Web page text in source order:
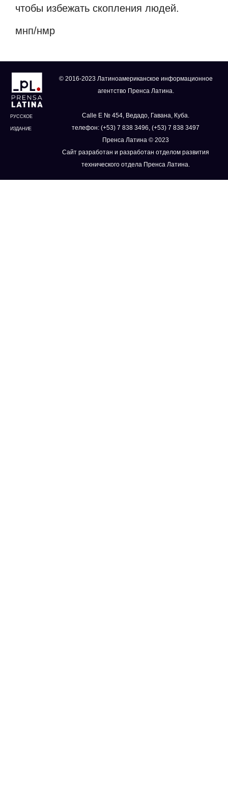
чтобы избежать скопления людей.
мнп/нмр
РУССКОЕ
ИЗДАНИЕ
© 2016-2023 Латиноамериканское информационное
агентство Пренса Латина.
Calle E № 454, Ведадо, Гавана, Куба.
телефон: (+53) 7 838 3496, (+53) 7 838 3497
Пренса Латина © 2023
Сайт разработан и разработан отделом развития
технического отдела Пренса Латина.